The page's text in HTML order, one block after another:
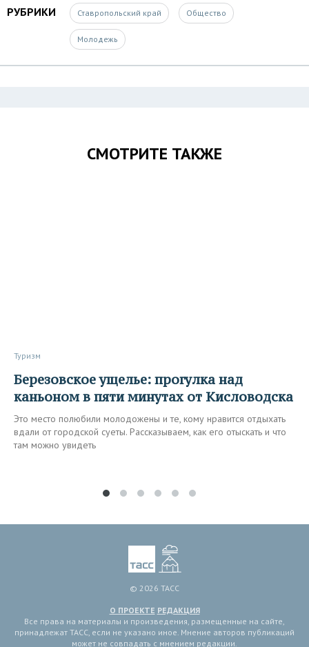
РУБРИКИ Ставропольский край Общество
Молодежь
СМОТРИТЕ ТАКЖЕ
Туризм
Березовское ущелье: прогулка над
каньоном в пяти минутах от Кисловодска
Это место полюбили молодожены и те, кому нравится отдыхать
вдали от городской суеты. Рассказываем, как его отыскать и что
там можно увидеть
© 2026 ТАСС
О ПРОЕКТЕ РЕДАКЦИЯ
Все права на материалы и произведения, размещенные на сайте,
принадлежат ТАСС, если не указано иное. Мнение авторов публикаций
может не совпадать с мнением редакции.